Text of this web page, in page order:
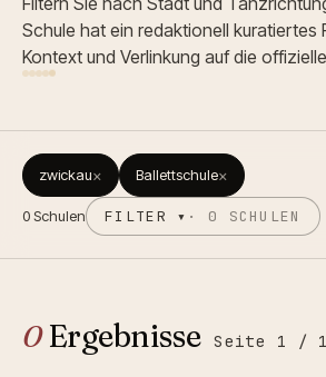
Schule hat ein redaktionell kuratiertes
Kontext und Verlinkung auf die
zwickau× Ballettschule×
0Schulen FILTER ▾ · 0 SCHULEN
0Ergebnisse Seite 1 / 1